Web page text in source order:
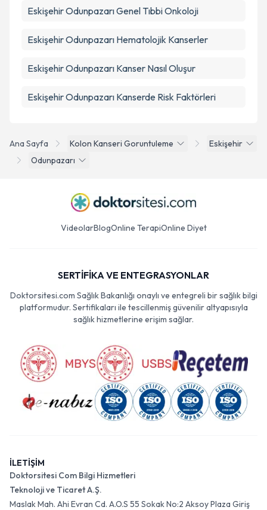
Ana Sayfa Kolon Kanseri Goruntuleme
Eskişehir
Odunpazarı
Eskişehir Odunpazarı Genel Tıbbi Onkoloji
Eskişehir Odunpazarı Hematolojik Kanserler
Eskişehir Odunpazarı Kanser Nasıl Oluşur
Eskişehir Odunpazarı Kanserde Risk Faktörleri
VideolarBlogOnline TerapiOnline Diyet
SERTİFİKA VE ENTEGRASYONLAR
Doktorsitesi.com Sağlık Bakanlığı onaylı ve entegreli bir sağlık bilgi
platformudur. Sertifikaları ile tescillenmiş güvenilir altyapısıyla
sağlık hizmetlerine erişim sağlar.
İLETİŞİM
Doktorsitesi Com Bilgi Hizmetleri
Teknoloji ve Ticaret A.Ş.
Maslak Mah. Ahi Evran Cd. A.O.S 55 Sokak No:2 Aksoy Plaza Giriş